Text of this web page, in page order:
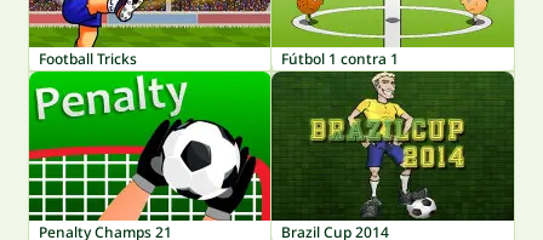
Football Tricks Fútbol 1 contra 1
Penalty Champs 21 Brazil Cup 2014